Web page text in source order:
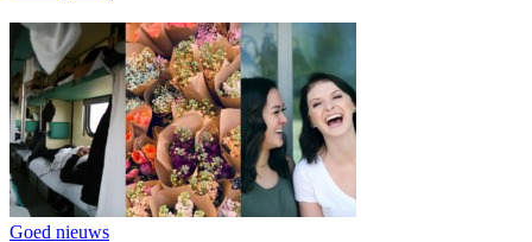
Goed nieuws